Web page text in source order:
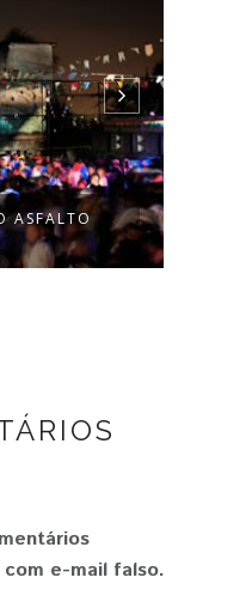
ASFALTO
com e-mail falso.